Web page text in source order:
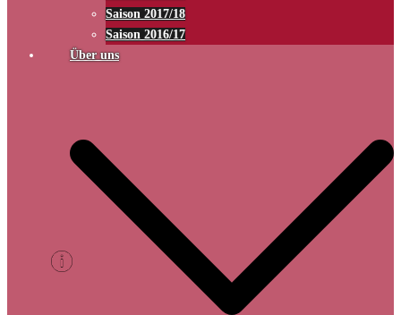
Saison 2017/18
Saison 2016/17
Über uns